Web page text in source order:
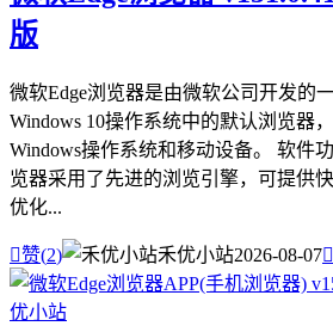
版
微软Edge浏览器是由微软公司开发的
Windows 10操作系统中的默认浏览器
Windows操作系统和移动设备。 软件
览器采用了先进的浏览引擎，可提供
优化...
赞(2) 禾优小站2026-08-07